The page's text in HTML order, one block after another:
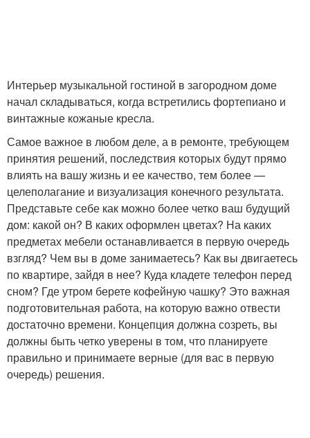
Интерьер музыкальной гостиной в загородном доме
начал складываться, когда встретились фортепиано и
винтажные кожаные кресла.
Самое важное в любом деле, а в ремонте, требующем
принятия решений, последствия которых будут прямо
влиять на вашу жизнь и ее качество, тем более —
целеполагание и визуализация конечного результата.
Представьте себе как можно более четко ваш будущий
дом: какой он? В каких оформлен цветах? На каких
предметах мебели останавливается в первую очередь
взгляд? Чем вы в доме занимаетесь? Как вы двигаетесь
по квартире, зайдя в нее? Куда кладете телефон перед
сном? Где утром берете кофейную чашку? Это важная
подготовительная работа, на которую важно отвести
достаточно времени. Концепция должна созреть, вы
должны быть четко уверены в том, что планируете
правильно и принимаете верные (для вас в первую
очередь) решения.